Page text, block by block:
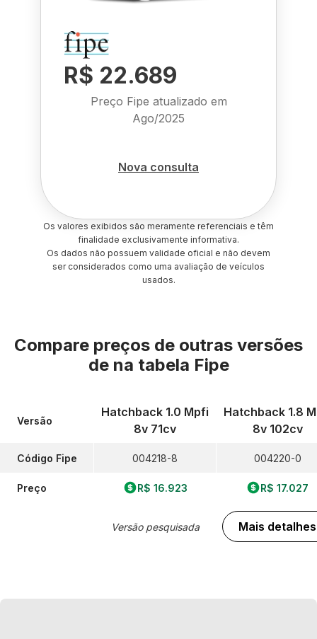
R$ 22.689
Preço Fipe atualizado em
Ago/2025
Nova consulta
Os valores exibidos são meramente referenciais e têm
finalidade exclusivamente informativa.
Os dados não possuem validade oficial e não devem
ser considerados como uma avaliação de veículos
usados.
Compare preços de outras versões
de na tabela Fipe
Versão
Código Fipe
Preço
Hatchback 1.0 Mpfi
8v 71cv
004218-8
R$ 16.923
Versão pesquisada
Hatchback 1.8
8v 102cv
004220-0
R$ 17.027
Mais detalhes